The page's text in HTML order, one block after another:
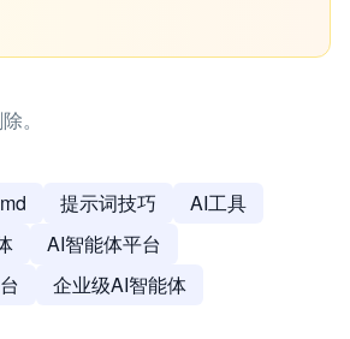
。
提示词技巧
AI工具
AI智能体平台
企业级AI智能体